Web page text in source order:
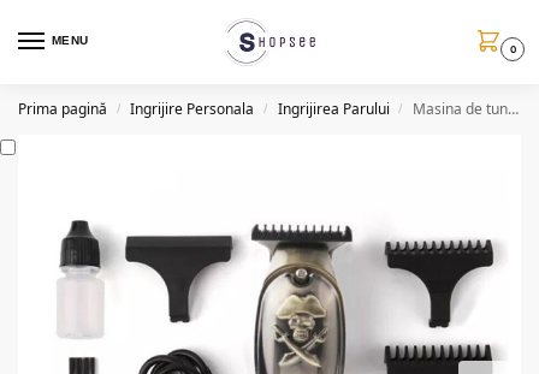
MENU
0
Prima pagină / Ingrijire Personala / Ingrijirea Parului / Masina de tuns profesionala TF52, 3W (accesorii incluse)